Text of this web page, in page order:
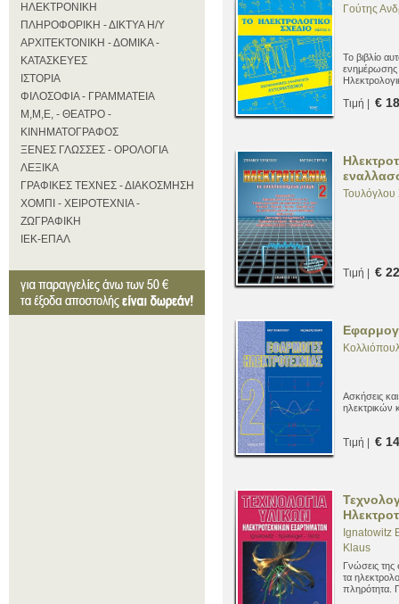
ΗΛΕΚΤΡΟΝΙΚΗ
ΠΛΗΡΟΦΟΡΙΚΗ - ΔΙΚΤΥΑ Η/Υ
ΑΡΧΙΤΕΚΤΟΝΙΚΗ - ΔΟΜΙΚΑ -
ΚΑΤΑΣΚΕΥΕΣ
ΙΣΤΟΡΙΑ
ΦΙΛΟΣΟΦΙΑ - ΓΡΑΜΜΑΤΕΙΑ
Μ,Μ,Ε, - ΘΕΑΤΡΟ -
ΚΙΝΗΜΑΤΟΓΡΑΦΟΣ
ΞΕΝΕΣ ΓΛΩΣΣΕΣ - ΟΡΟΛΟΓΙΑ
ΛΕΞΙΚΑ
ΓΡΑΦΙΚΕΣ ΤΕΧΝΕΣ - ΔΙΑΚΟΣΜΗΣΗ
ΧΟΜΠΙ - ΧΕΙΡΟΤΕΧΝΙΑ -
ΖΩΓΡΑΦΙΚΗ
ΙΕΚ-ΕΠΑΛ
Γούτης
Το βιβλίο
ενημέρωσης
Τιμή | €
Τουλόγλου
Τιμή | €
Ασκήσεις
ηλεκτρικών
Τιμή | €
Ignatowitz
Klaus
Γνώσεις της
τα
πληρότητα.